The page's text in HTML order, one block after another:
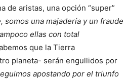
de aristas, una opción “super”
una majadería y un fraude
ellas con total
que la Tierra
planeta- serán engullidos por
apostando por el triunfo